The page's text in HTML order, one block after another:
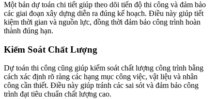
Một bản dự toán chi tiết giúp theo dõi tiến độ thi công và đảm bảo
các giai đoạn xây dựng diễn ra đúng kế hoạch. Điều này giúp tiết
kiệm thời gian và nguồn lực, đồng thời đảm bảo công trình hoàn
thành đúng hạn.
Kiểm Soát Chất Lượng
Dự toán thi công cũng giúp kiểm soát chất lượng công trình bằng
cách xác định rõ ràng các hạng mục công việc, vật liệu và nhân
công cần thiết. Điều này giúp tránh các sai sót và đảm bảo công
trình đạt tiêu chuẩn chất lượng cao.